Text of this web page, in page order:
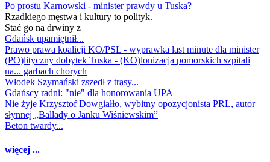
Po prostu Karnowski - minister prawdy u Tuska?
Rzadkiego męstwa i kultury to polityk.
Stać go na drwiny z
Gdańsk upamiętnił...
Prawo prawa koalicji KO/PSL - wyprawka last minute dla minister
(PO)lityczny dobytek Tuska - (KO)lonizacja pomorskich szpitali
na... garbach chorych
Włodek Szymański zszedł z trasy...
Gdańscy radni: "nie" dla honorowania UPA
Nie żyje Krzysztof Dowgiałło, wybitny opozycjonista PRL, autor
słynnej „Ballady o Janku Wiśniewskim”
Beton twardy...
więcej ...